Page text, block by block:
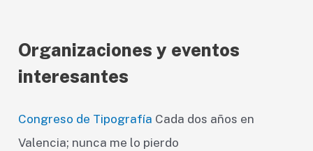
Organizaciones y eventos
interesantes
Congreso de Tipografía Cada dos años en
Valencia; nunca me lo pierdo